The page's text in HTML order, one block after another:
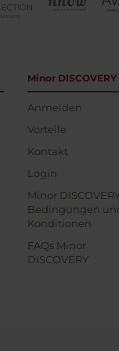
Minor DISCOVERY
Anmelden
Vorteile
Kontakt
Login
Minor
Bedingungen
Konditionen
FAQs Minor
DISCOVERY